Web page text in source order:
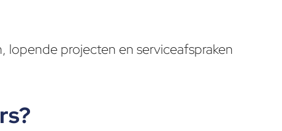
lopende projecten en serviceafspraken